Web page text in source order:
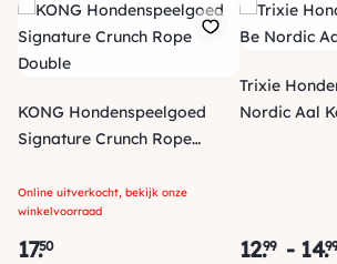
KONG Hondenspeelgoed
Signature Crunch Rope
Online uitverkocht, bekijk onze
winkelvoorraad
17.50
Trixie
Nordic Aal
12.99 - 14.